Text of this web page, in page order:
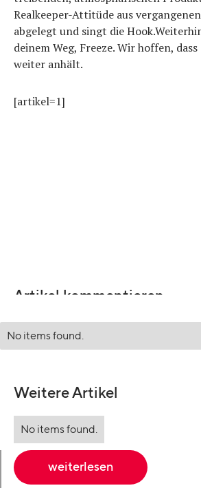
Realkeeper-Attitüde aus
abgelegt und singt die
deinem Weg, Freeze. Wir hoffen,
weiter anhält.
[artikel=1]
Artikel kommentieren
No items found.
Weitere Artikel
No items found.
weiterlesen